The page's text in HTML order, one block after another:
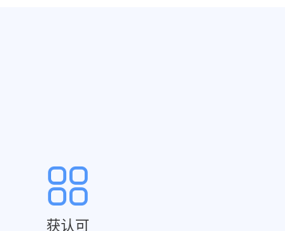
获认可